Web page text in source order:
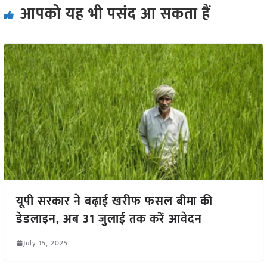
आपको यह भी पसंद आ सकता हैं
यूपी सरकार ने बढ़ाई खरीफ फसल बीमा की
डेडलाइन, अब 31 जुलाई तक करें आवेदन
July 15, 2025